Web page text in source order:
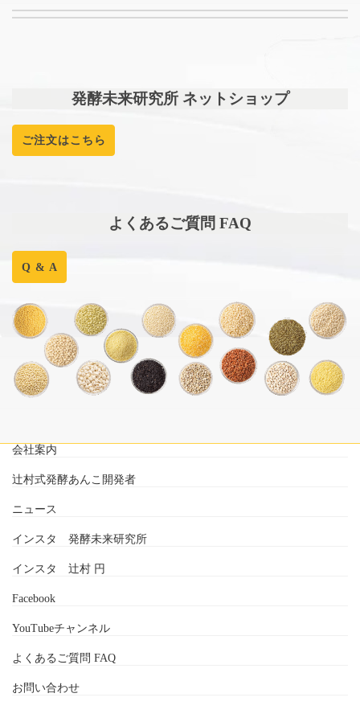
発酵未来研究所 ネットショップ
ご注文はこちら
よくあるご質問 FAQ
Q & A
会社案内
辻村式発酵あんこ開発者
ニュース
インスタ 発酵未来研究所
インスタ 辻村 円
Facebook
YouTubeチャンネル
よくあるご質問 FAQ
お問い合わせ